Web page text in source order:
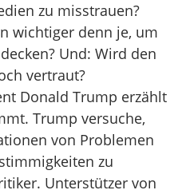
zu misstrauen?
wichtiger denn je, um
Und: Wird den
vertraut?
Donald Trump erzählt
Trump versuche,
von Problemen
zu
Unterstützer von